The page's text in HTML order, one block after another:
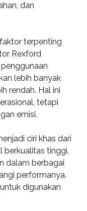
dan
terpenting
Rexford
lebih banyak
rendah. Hal ini
tetapi
emisi.
ciri khas dari
berkualitas tinggi,
dalam berbagai
performanya.
digunakan